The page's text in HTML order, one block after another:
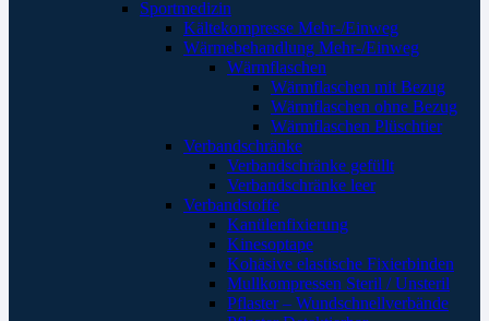
Sportmedizin
Kältekompresse Mehr-/Einweg
Wärmebehandlung Mehr-/Einweg
Wärmflaschen
Wärmflaschen mit Bezug
Wärmflaschen ohne Bezug
Wärmflaschen Plüschtier
Verbandschränke
Verbandschränke gefüllt
Verbandschränke leer
Verbandstoffe
Kanülenfixierung
Kinesoptape
Kohäsive elastische Fixierbinden
Mullkompressen Steril / Unsteril
Pflaster – Wundschnellverbände